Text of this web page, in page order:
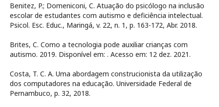
Benitez, P.; Domeniconi, C. Atuação do psicólogo na inclusão
escolar de estudantes com autismo e deficiência intelectual.
Psicol. Esc. Educ., Maringá, v. 22, n. 1, p. 163-172, Abr. 2018.
Brites, C. Como a tecnologia pode auxiliar crianças com
autismo. 2019. Disponível em: . Acesso em: 12 dez. 2021.
Costa, T. C. A. Uma abordagem construcionista da utilização
dos computadores na educação. Universidade Federal de
Pernambuco, p. 32, 2018.